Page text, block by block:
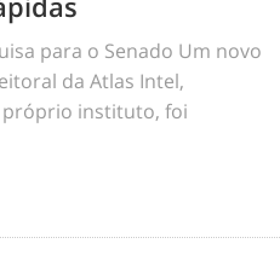
para o Senado Um novo
da Atlas Intel,
instituto, foi